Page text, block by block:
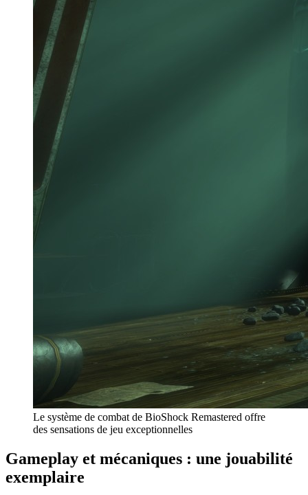
Le système de combat de BioShock Remastered offre
des sensations de jeu exceptionnelles
Gameplay et mécaniques : une jouabilité
exemplaire